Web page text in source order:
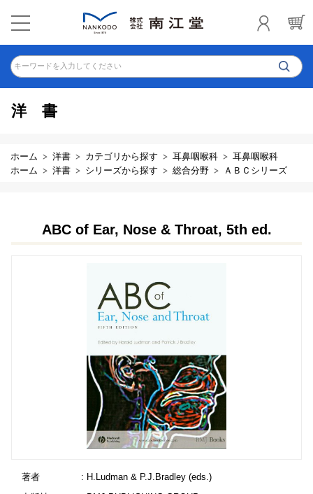
キーワードを入力してください
洋書
ホーム 洋書 カテゴリから探す 耳鼻咽喉科
耳鼻咽喉科
ホーム
洋書 シリーズから探す 総合分野 ＡＢＣシリーズ
ABC of Ear, Nose & Throat, 5th ed.
著者
: H.Ludman & P.J.Bradley (eds.)